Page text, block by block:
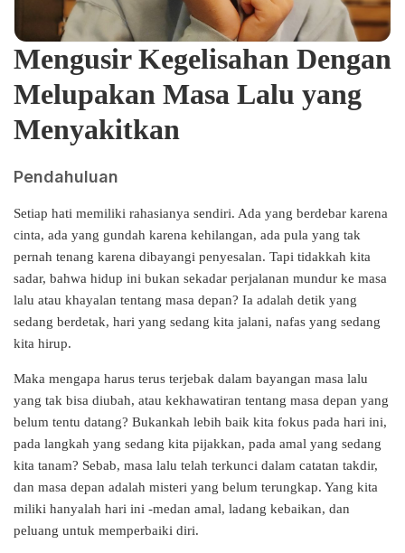
Mengusir Kegelisahan Dengan
Melupakan Masa Lalu yang
Menyakitkan
Pendahuluan
Setiap hati memiliki rahasianya sendiri. Ada yang berdebar karena
cinta, ada yang gundah karena kehilangan, ada pula yang tak
pernah tenang karena dibayangi penyesalan. Tapi tidakkah kita
sadar, bahwa hidup ini bukan sekadar perjalanan mundur ke masa
lalu atau khayalan tentang masa depan? Ia adalah detik yang
sedang berdetak, hari yang sedang kita jalani, nafas yang sedang
kita hirup.
Maka mengapa harus terus terjebak dalam bayangan masa lalu
yang tak bisa diubah, atau kekhawatiran tentang masa depan yang
belum tentu datang? Bukankah lebih baik kita fokus pada hari ini,
pada langkah yang sedang kita pijakkan, pada amal yang sedang
kita tanam? Sebab, masa lalu telah terkunci dalam catatan takdir,
dan masa depan adalah misteri yang belum terungkap. Yang kita
miliki hanyalah hari ini -medan amal, ladang kebaikan, dan
peluang untuk memperbaiki diri.